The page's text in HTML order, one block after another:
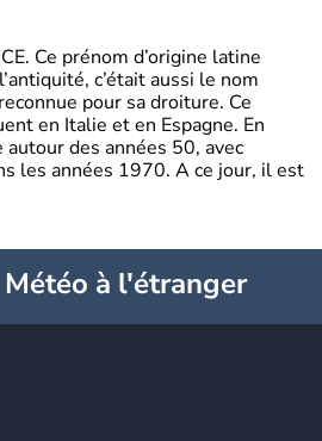
Ce prénom d’origine latine
c’était aussi le nom
pour sa droiture. Ce
en Italie et en Espagne. En
des années 50, avec
les années 1970. A ce jour, il est
à l'étranger